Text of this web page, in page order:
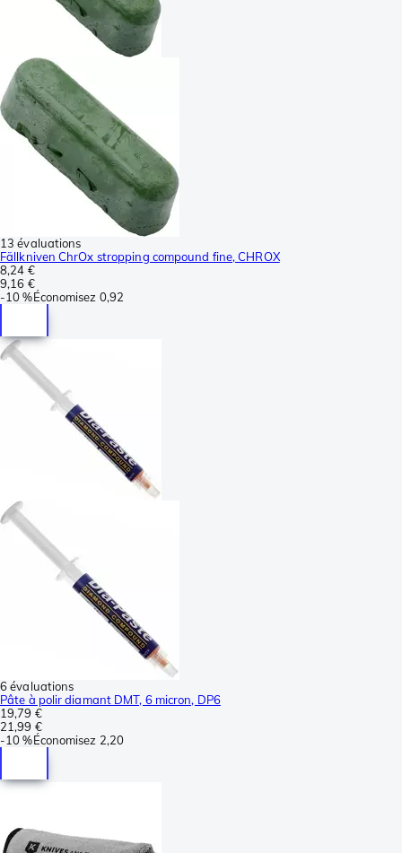
13 évaluations
Fällkniven ChrOx stropping compound fine, CHROX
8,24 €
9,16 €
-10 %Économisez 0,92
6 évaluations
Pâte à polir diamant DMT, 6 micron, DP6
19,79 €
21,99 €
-10 %Économisez 2,20